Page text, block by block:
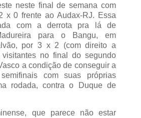
neste final de semana com
x 0 frente ao Audax-RJ. Essa
com a derrota pra lá de
para o Bangu, em
por 3 x 2 (com direito a
no final do segundo
a condição de conseguir a
com suas próprias
rodada, contra o Duque de
que parece não estar